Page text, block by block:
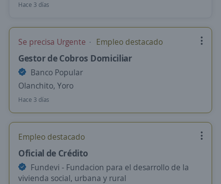
Hace 3 días
Se precisa Urgente Empleo destacado
Gestor de Cobros Domiciliar
Banco Popular
Olanchito, Yoro
Hace 3 días
Empleo destacado
Oficial de Crédito
Fundevi - Fundacion para el desarrollo de la
vivienda social, urbana y rural